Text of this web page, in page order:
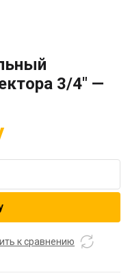
3/4″ —
к сравнению